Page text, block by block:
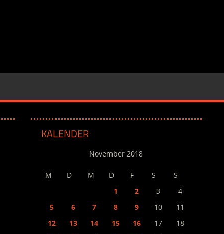
KALENDER
November 2018
M D M D F S
S
1
2 3
4
5
6 7 8 9 10
11
12
13 14 15 16 17
18